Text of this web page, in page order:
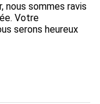
nous sommes ravis
Votre
serons heureux